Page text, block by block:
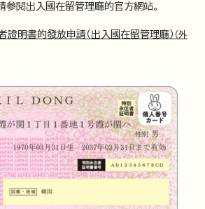
參閱出入國在留管理廳的官方網站。
證明書的發放申請（出入國在留管理廳） （外